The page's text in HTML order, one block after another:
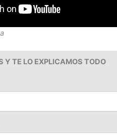
Y TE LO EXPLICAMOS TODO